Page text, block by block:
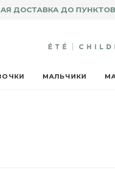
ДОСТАВКА ДО
МАЛЬЧИКИ